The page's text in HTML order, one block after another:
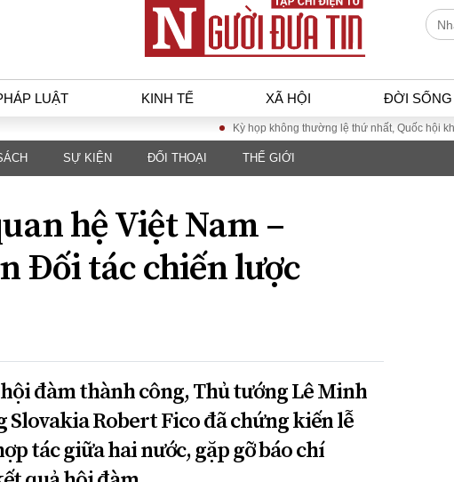
LUẬT KINH TẾ XÃ HỘI ĐỜI SỐNG
PHÁP LUẬT
Góc nhìn luật gia
Hồ sơ điều tra
KINH TẾ
Tài chính - Ngân
hàng
Kinh tế vĩ mô
Hồ sơ doanh
luận
Công nghệ
INFOCUS
Kỳ họp không thường lệ thứ nhất, Quốc hội khóa XVI
SỰ KIỆN ĐỐI THOẠI THẾ GIỚI
hệ Việt Nam –
Đối tác chiến lược
đàm thành công, Thủ tướng Lê Minh
Slovakia Robert Fico đã chứng kiến lễ
tác giữa hai nước, gặp gỡ báo chí